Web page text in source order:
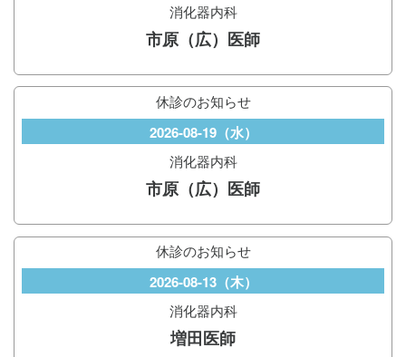
消化器内科
市原（広）医師
休診のお知らせ
2026-08-19（水）
消化器内科
市原（広）医師
休診のお知らせ
2026-08-13（木）
消化器内科
増田医師